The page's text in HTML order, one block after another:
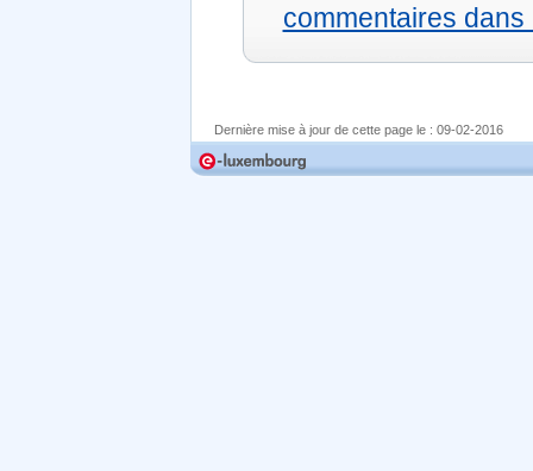
commentaires dans
Dernière mise à jour de cette page le : 09-02-2016